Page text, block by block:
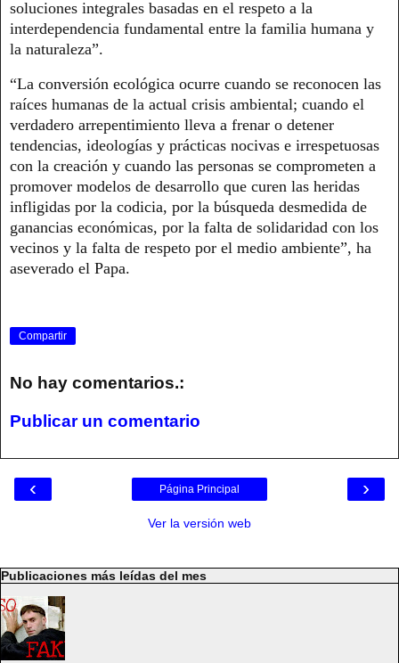
soluciones integrales basadas en el respeto a la
interdependencia fundamental entre la familia humana y
la naturaleza”.
“La conversión ecológica ocurre cuando se reconocen las
raíces humanas de la actual crisis ambiental; cuando el
verdadero arrepentimiento lleva a frenar o detener
tendencias, ideologías y prácticas nocivas e irrespetuosas
con la creación y cuando las personas se comprometen a
promover modelos de desarrollo que curen las heridas
infligidas por la codicia, por la búsqueda desmedida de
ganancias económicas, por la falta de solidaridad con los
vecinos y la falta de respeto por el medio ambiente”, ha
aseverado el Papa.
Compartir
No hay comentarios.:
Publicar un comentario
‹ ›
Página Principal
Ver la versión web
Publicaciones más leídas del mes